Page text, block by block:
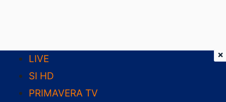
contenuto
LIVE
SI HD
PRIMAVERA TV
×